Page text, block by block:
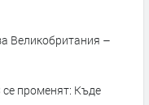
Великобритания –
променят: Къде